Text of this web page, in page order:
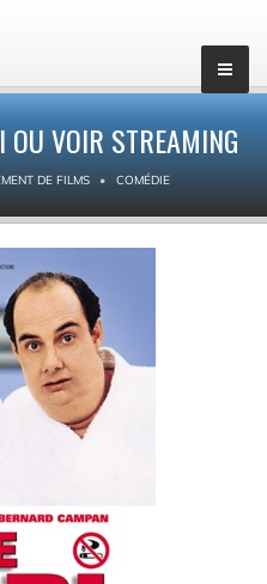
OU VOIR STREAMING
DE FILMS COMÉDIE